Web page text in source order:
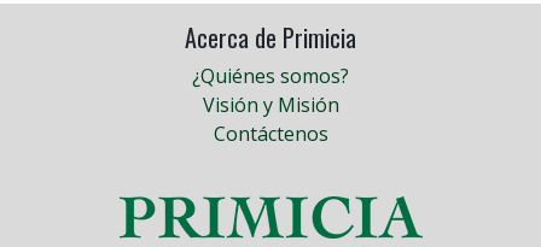
Acerca de Primicia
¿Quiénes somos?
Visión y Misión
Contáctenos